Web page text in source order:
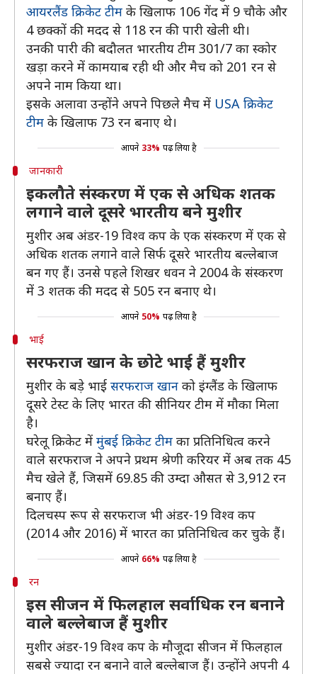
आयरलैंड क्रिकेट टीम के खिलाफ 106 गेंद में 9 चौके और
4 छक्कों की मदद से 118 रन की पारी खेली थी।
उनकी पारी की बदौलत भारतीय टीम 301/7 का स्कोर
खड़ा करने में कामयाब रही थी और मैच को 201 रन से
अपने नाम किया था।
इसके अलावा उन्होंने अपने पिछले मैच में USA क्रिकेट
टीम के खिलाफ 73 रन बनाए थे।
आपने 33% पढ़ लिया है
जानकारी
इकलौते संस्करण में एक से अधिक शतक
लगाने वाले दूसरे भारतीय बने मुशीर
मुशीर अब अंडर-19 विश्व कप के एक संस्करण में एक से
अधिक शतक लगाने वाले सिर्फ दूसरे भारतीय बल्लेबाज
बन गए हैं। उनसे पहले शिखर धवन ने 2004 के संस्करण
में 3 शतक की मदद से 505 रन बनाए थे।
आपने 50% पढ़ लिया है
भाई
सरफराज खान के छोटे भाई हैं मुशीर
मुशीर के बड़े भाई सरफराज खान को इंग्लैंड के खिलाफ
दूसरे टेस्ट के लिए भारत की सीनियर टीम में मौका मिला
है।
घरेलू क्रिकेट में मुंबई क्रिकेट टीम का प्रतिनिधित्व करने
वाले सरफराज ने अपने प्रथम श्रेणी करियर में अब तक 45
मैच खेले हैं, जिसमें 69.85 की उम्दा औसत से 3,912 रन
बनाए हैं।
दिलचस्प रूप से सरफराज भी अंडर-19 विश्व कप
(2014 और 2016) में भारत का प्रतिनिधित्व कर चुके हैं।
आपने 66% पढ़ लिया है
रन
इस सीजन में फिलहाल सर्वाधिक रन बनाने
वाले बल्लेबाज हैं मुशीर
मुशीर अंडर-19 विश्व कप के मौजूदा सीजन में फिलहाल
सबसे ज्यादा रन बनाने वाले बल्लेबाज हैं। उन्होंने अपनी 4